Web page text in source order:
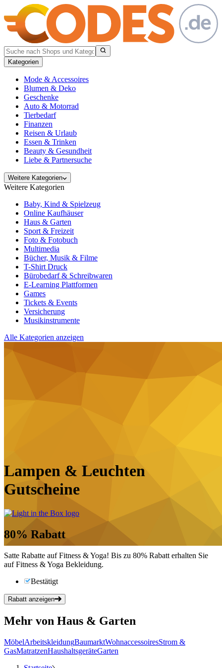
Kategorien
Mode & Accessoires
Blumen & Deko
Geschenke
Auto & Motorrad
Tierbedarf
Finanzen
Reisen & Urlaub
Essen & Trinken
Beauty & Gesundheit
Liebe & Partnersuche
Weitere Kategorien
Weitere Kategorien
Baby, Kind & Spielzeug
Online Kaufhäuser
Haus & Garten
Sport & Freizeit
Foto & Fotobuch
Multimedia
Bücher, Musik & Filme
T-Shirt Druck
Bürobedarf & Schreibwaren
E-Learning Plattformen
Games
Tickets & Events
Versicherung
Musikinstrumente
Alle Kategorien anzeigen
Lampen & Leuchten
Gutscheine
80% Rabatt
Satte Rabatte auf Fitness & Yoga! Bis zu 80% Rabatt erhalten Sie
auf Fitness & Yoga Bekleidung.
Bestätigt
Rabatt anzeigen
Mehr von Haus & Garten
MöbelArbeitskleidungBaumarktWohnaccessoiresStrom &
GasMatratzenHaushaltsgeräteGarten